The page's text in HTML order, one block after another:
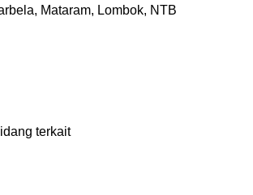
Mataram, Lombok, NTB
terkait